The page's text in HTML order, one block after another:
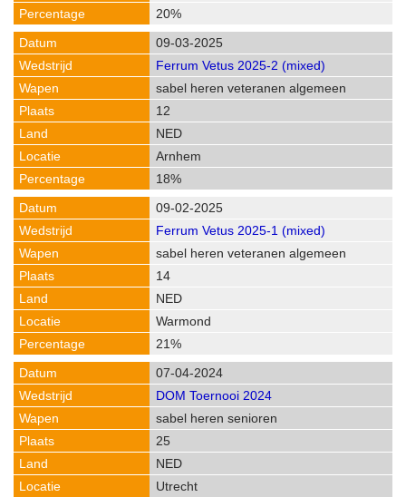
20%
09-03-2025
Ferrum Vetus 2025-2 (mixed)
sabel heren veteranen algemeen
12
NED
Arnhem
18%
09-02-2025
Ferrum Vetus 2025-1 (mixed)
sabel heren veteranen algemeen
14
NED
Warmond
21%
07-04-2024
DOM Toernooi 2024
sabel heren senioren
25
NED
Utrecht